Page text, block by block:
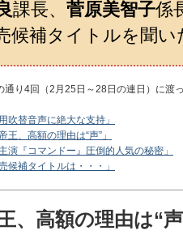
課長、 菅原美智子係
候補タイトルを聞い
り4回（2月25日～28日の連日）に渡
吹替音声に絶大な支持」
王、高額の理由は“声”」
演『コマンドー』圧倒的人気の秘密」
候補タイトルは・・・」
、高額の理由は“